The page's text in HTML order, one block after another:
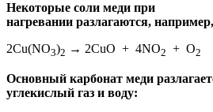
Некоторые соли меди при
нагревании разлагаются,
2Cu(NO3)2 → 2CuO + 4NO2 + O2
Основный карбонат меди
углекислый газ и воду: